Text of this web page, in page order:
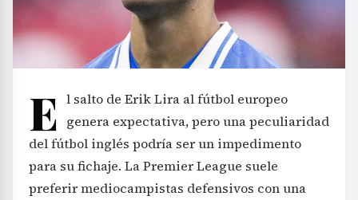
E l salto de Erik Lira al fútbol europeo
genera expectativa, pero una peculiaridad
del fútbol inglés podría ser un impedimento
para su fichaje. La Premier League suele
preferir mediocampistas defensivos con una